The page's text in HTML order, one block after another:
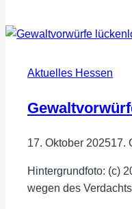
gehen
in
Aktuelles Hessen
17. Oktober 202517.
Hintergrundfoto: (c)
wegen des